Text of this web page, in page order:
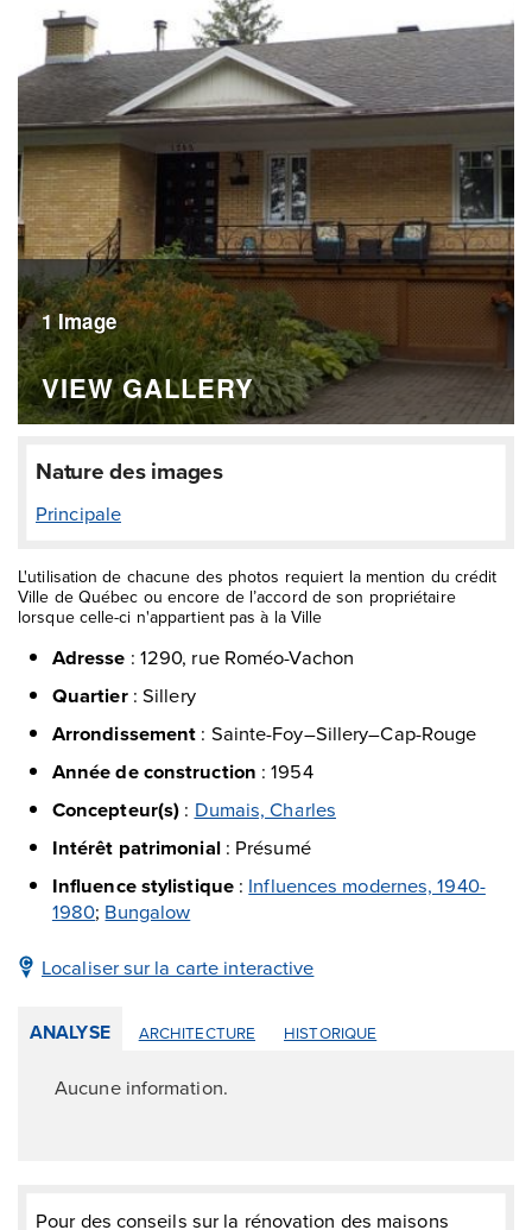
1 Image
VIEW GALLERY
Nature des images
Principale
L'utilisation de chacune des photos requiert la mention du crédit
Ville de Québec ou encore de l’accord de son propriétaire
lorsque celle-ci n'appartient pas à la Ville
Adresse : 1290, rue Roméo-Vachon
Quartier: Sillery
Arrondissement : Sainte-Foy–Sillery–Cap-Rouge
Année de construction :1954
Concepteur(s) : Dumais, Charles
Intérêt patrimonial: Présumé
Influence stylistique: Influences modernes, 1940-
1980; Bungalow
Localiser sur la carte interactive
ANALYSE ARCHITECTURE HISTORIQUE
Aucune information.
Pour des conseils sur la rénovation des maisons